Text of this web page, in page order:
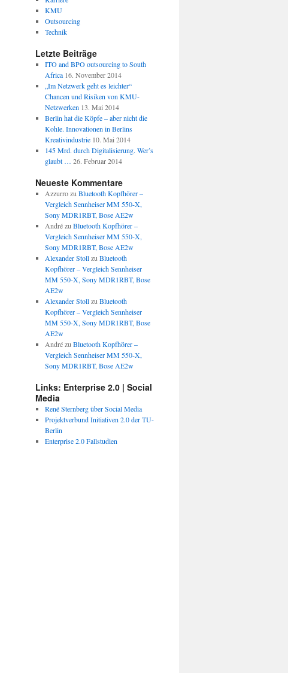
KMU
Outsourcing
Technik
Letzte Beiträge
ITO and BPO outsourcing to South
Africa 16. November 2014
„Im Netzwerk geht es leichter“
Chancen und Risiken von KMU-
Netzwerken 13. Mai 2014
Berlin hat die Köpfe – aber nicht die
Kohle. Innovationen in Berlins
Kreativindustrie 10. Mai 2014
145 Mrd. durch Digitalisierung. Wer’s
glaubt … 26. Februar 2014
Neueste Kommentare
Azzurrozu Bluetooth Kopfhörer –
Vergleich Sennheiser MM 550-X,
Sony MDR1RBT, Bose AE2w
Andrézu Bluetooth Kopfhörer –
Vergleich Sennheiser MM 550-X,
Sony MDR1RBT, Bose AE2w
Alexander Stollzu Bluetooth
Kopfhörer – Vergleich Sennheiser
MM 550-X, Sony MDR1RBT, Bose
AE2w
Alexander Stollzu Bluetooth
Kopfhörer – Vergleich Sennheiser
MM 550-X, Sony MDR1RBT, Bose
AE2w
Andrézu Bluetooth Kopfhörer –
Vergleich Sennheiser MM 550-X,
Sony MDR1RBT, Bose AE2w
Links: Enterprise 2.0 | Social
Media
René Sternberg über Social Media
Projektverbund Initiativen 2.0 der TU-
Berlin
Enterprise 2.0 Fallstudien